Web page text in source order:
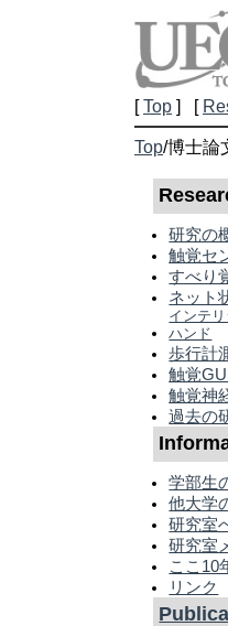
[Top ] [
Top/博士論
研究の
触覚セ
すべり
ネット
インテ
ハンド
歩行計
触覚
触覚神
過去の
学部生
他大学
研究室
研究室
ここ10
リンク